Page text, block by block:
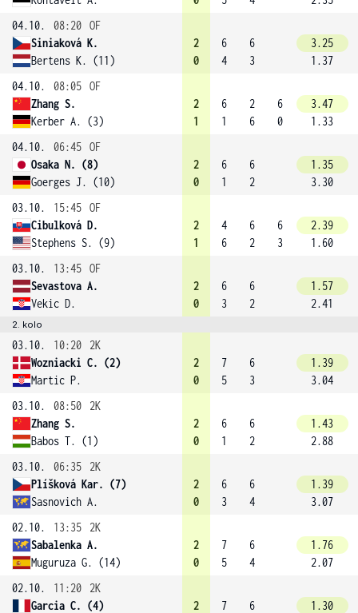
04.10.
08:20 OF
Siniaková K.
Bertens K. (11)
2
0
6
4
6
3
3.25
1.37
04.10.
08:05 OF
Zhang S.
Kerber A. (3)
2
1
6
1
2
6
6
0
3.47
1.33
04.10.
06:45 OF
Osaka N. (8)
Goerges J. (10)
2
0
6
1
6
2
1.35
3.30
03.10.
15:45 OF
Cibulková D.
Stephens S. (9)
2
1
4
6
6
2
6
3
2.39
1.60
03.10.
13:45 OF
Sevastova A.
Vekic D.
2
0
6
3
6
2
1.57
2.41
2. kolo
03.10. 10:20
2K
Wozniacki C. (2)
Martic P.
2
0
7
5
6
3
1.39
3.04
03.10.
08:50
2K
Zhang S.
Babos T. (1)
2
0
6
1
6
2
1.43
2.88
03.10.
06:35
2K
Plíšková Kar. (7)
Sasnovich A.
2
0
6
3
6
4
1.39
3.07
02.10.
13:35
2K
Sabalenka A.
Muguruza G. (14)
2
0
7
5
6
4
1.76
2.07
02.10.
11:20
2K
Garcia C. (4)
2
7
6
1.30